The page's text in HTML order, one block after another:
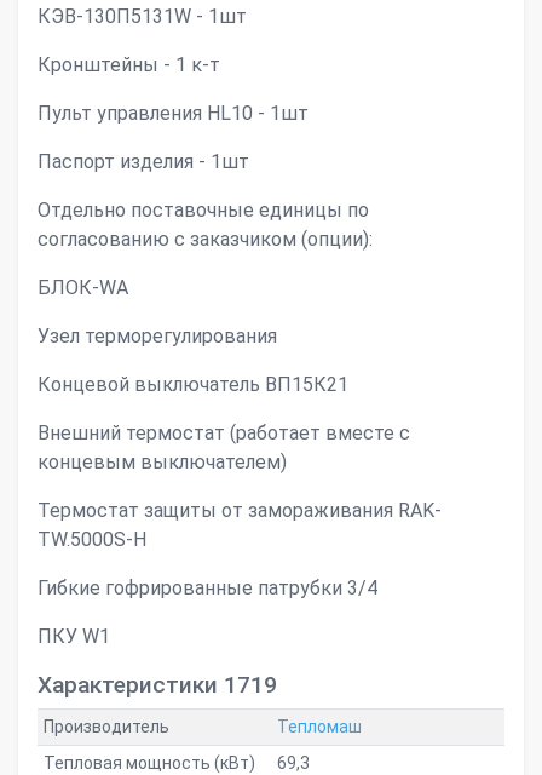
КЭВ-130П5131W - 1шт
Кронштейны - 1 к-т
Пульт управления HL10 - 1шт
Паспорт изделия - 1шт
Отдельно поставочные единицы по
согласованию с заказчиком (опции):
БЛОК-WA
Узел терморегулирования
Концевой выключатель ВП15К21
Внешний термостат (работает вместе с
концевым выключателем)
Термостат защиты от замораживания RAK-
TW.5000S-H
Гибкие гофрированные патрубки 3/4
ПКУ W1
Характеристики 1719
Производитель
Тепломаш
Тепловая мощность (кВт)
69,3